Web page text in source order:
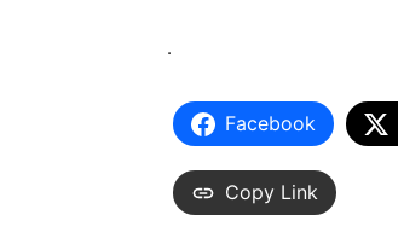
.
Facebook
Copy Link